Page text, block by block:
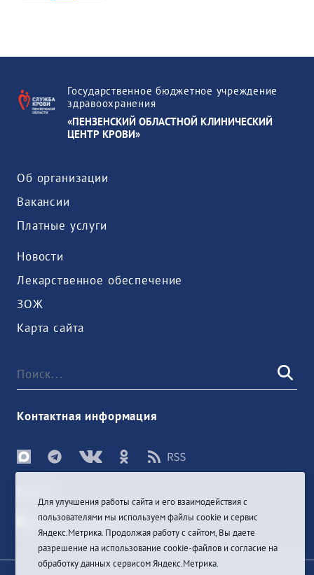
Государственное бюджетное учреждение
здравоохранения
«ПЕНЗЕНСКИЙ ОБЛАСТНОЙ КЛИНИЧЕСКИЙ
ЦЕНТР КРОВИ»
Об организации
Вакансии
Платные услуги
Новости
Лекарственное обеспечение
ЗОЖ
Карта сайта
Контактная информация
Для улучшения работы сайта и его взаимодействия с
пользователями мы используем файлы cookie и сервис
Яндекс.Метрика. Продолжая работу с сайтом, Вы даете
разрешение на использование cookie-файлов и согласие на
обработку данных сервисом Яндекс.Метрика.